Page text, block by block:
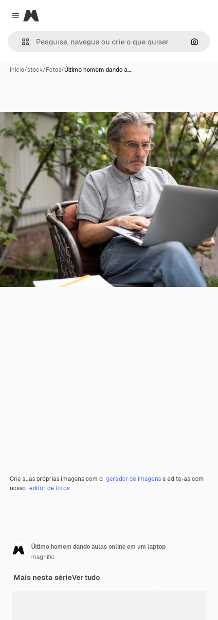
Close menu
Magnific
Início/stock/Fotos/Último homem dando a…
Crie suas próprias imagens com o gerador de imagense edite-as com
nosso editor de fotos.
Último homem dando aulas online em um laptop
magnific
Mais nesta sérieVer tudo